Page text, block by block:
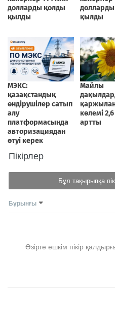
Пікірлер
Бұл тақырыпқа
Бұрынғы
Әзірге ешкім пікір